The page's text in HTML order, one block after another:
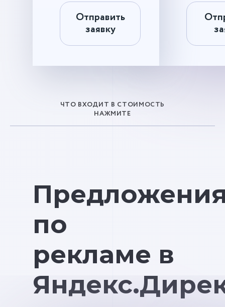
Отправить
заявку
ЧТО ВХОДИТ В СТОИМОСТЬ
НАЖМИТЕ
по
рекламе в